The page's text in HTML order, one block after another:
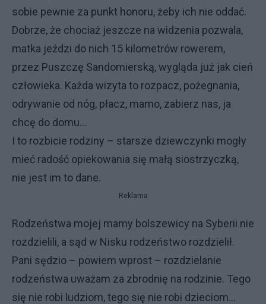
sobie pewnie za punkt honoru, żeby ich nie oddać.
Dobrze, że chociaż jeszcze na widzenia pozwala,
matka jeździ do nich 15 kilometrów rowerem,
przez Puszczę Sandomierską, wygląda już jak cień
człowieka. Każda wizyta to rozpacz, pożegnania,
odrywanie od nóg, płacz, mamo, zabierz nas, ja
chcę do domu...
I to rozbicie rodziny – starsze dziewczynki mogły
mieć radość opiekowania się małą siostrzyczką,
nie jest im to dane.
Reklama
Rodzeństwa mojej mamy bolszewicy na Syberii nie
rozdzielili, a sąd w Nisku rodzeństwo rozdzielił.
Pani sędzio – powiem wprost – rozdzielanie
rodzeństwa uważam za zbrodnię na rodzinie. Tego
się nie robi ludziom, tego się nie robi dzieciom...